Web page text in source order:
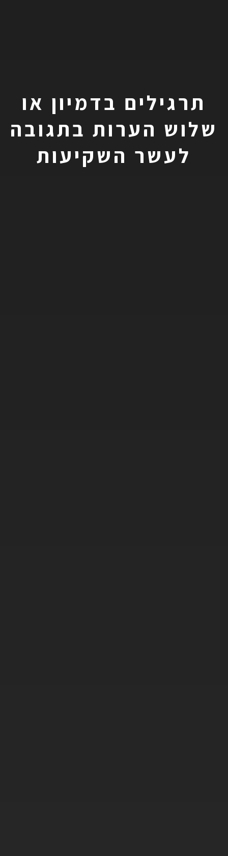
תרגילים בדמיון או
שלוש הערות בתגובה
לעשר השקיעות